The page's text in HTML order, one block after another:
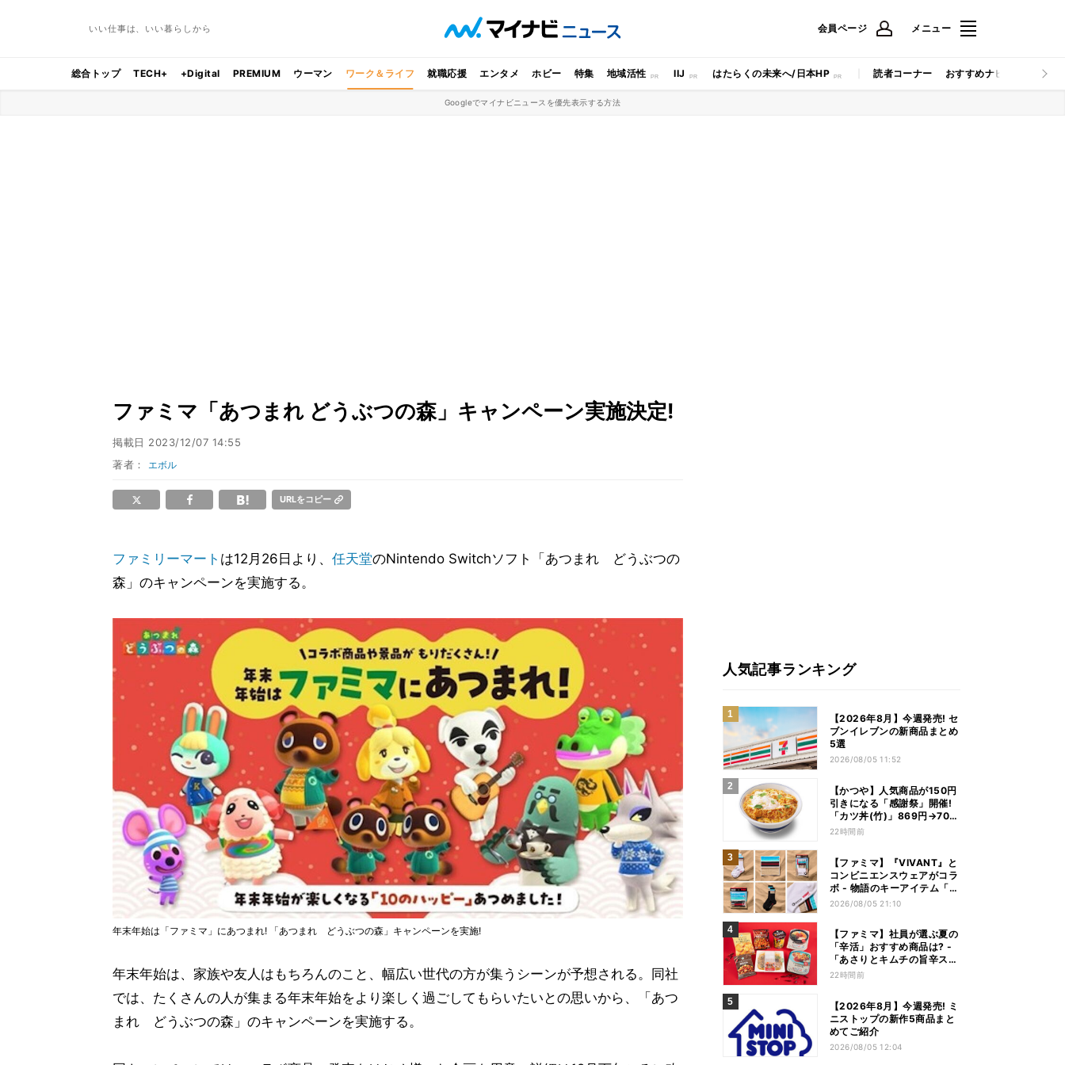
いい仕事は、いい暮らしから 会員ページ メニュー
総合トップ TECH+ +Digital PREMIUM ウーマン ワーク＆ライフ 就職応援 エンタメ ホビー 特集 地域活性 IIJ はたらくの未来へ/日本HP 読者コーナー おすすめナビ マイナビ
Googleでマイナビニュースを優先表示する方法
ファミマ「あつまれ どうぶつの森」キャンペーン実施決定!
掲載日 2023/12/07 14:55
著者： エボル
URLをコピー
ファミリーマート は12月26日より、 任天堂のNintendo Switchソフト「あつまれ どうぶつの
森」のキャンペーンを実施する。
年末年始は「ファミマ」にあつまれ! 「あつまれ どうぶつの森」キャンペーンを実施!
年末年始は、家族や友人はもちろんのこと、幅広い世代の方が集うシーンが予想される。同社
では、たくさんの人が集まる年末年始をより楽しく過ごしてもらいたいとの思いから、「あつ
まれ どうぶつの森」のキャンペーンを実施する。
人気記事ランキング
【2026年8月】今週発売! セ
ブンイレブンの新商品まとめ
5選
2026/08/05 11:52
【かつや】人気商品が150円
引きになる「感謝祭」開催!
「カツ丼(竹)」869円→704
円、「ロースカツ定食」913
22時間前
【ファミマ】『VIVANT』と
コンビニエンスウェアがコラ
ボ - 物語のキーアイテム「別
班饅頭」も発売
2026/08/05 21:10
【ファミマ】社員が選ぶ夏の
「辛活」おすすめ商品は? -
「あさりとキムチの旨辛スン
ドゥブチゲ」「鬼金棒監修
ムチキン」など
22時間前
【2026年8月】今週発売! ミ
ニストップの新作5商品まと
めてご紹介
2026/08/05 12:04